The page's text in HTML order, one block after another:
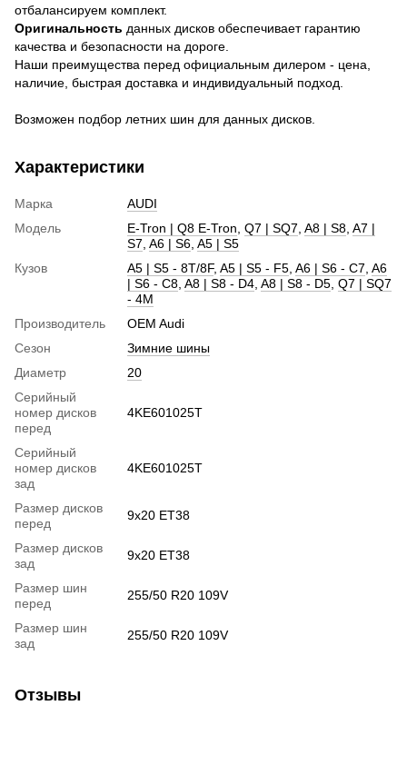
отбалансируем комплект.
Оригинальность данных дисков обеспечивает гарантию
качества и безопасности на дороге.
Наши преимущества перед официальным дилером - цена,
наличие, быстрая доставка и индивидуальный подход.
Возможен подбор летних шин для данных дисков.
Характеристики
Марка
AUDI
Модель
E-Tron | Q8 E-Tron Q7 | SQ7 A8 | S8 A7 |
S7 A6 | S6 A5 | S5
Кузов
A5 | S5 - 8T/8F, A5 | S5 - F5 A6 | S6 - C7 A6
| S6 - C8 A8 | S8 - D4 A8 | S8 - D5 Q7 | SQ7
- 4M
Производитель
OEM Audi
Сезон
Зимние шины
Диаметр
20
Серийный
номер дисков
перед
4KE601025T
Серийный
номер дисков
зад
4KE601025T
Размер дисков
перед
9x20 ET38
Размер дисков
зад
9x20 ET38
Размер шин
перед
255/50 R20 109V
Размер шин
зад
255/50 R20 109V
Отзывы